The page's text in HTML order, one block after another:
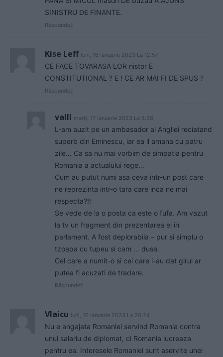
SINISTRU DE FINANTE.
Răspundeți
Kise Leff luni, 16 ianuarie 2023 La 12.57
CE FACE TOVARASA LOR nistor E
CONSTITUTIONAL ? E ! CE AR MAI FI DE SPUS ?
Răspundeți
valll marți, 17 ianuarie 2023 La 8.58
L-am auzit pe un ambasador al Angliei reciatand
superb din Eminescu, iar ea il amana cu patru
zile… Ca sa nu mai vorbim de simpatia pentru
Romania a actualului rege…
Cum au putut numi asa ceva intr-un post care
ne reprezinta intr-o tara care inca ne mai
respecta?!!
Se vede de la o posta ca este o fufa. Am vazut
la tv un fragment din prezentarea ei in
parlament. A fost deplorabila – pur si simplu o
tzoapa cu tupeu si cam … dusa.
Cel care a numit-o si cei care i-au dat girul ar
putea fi acuzati de tradare.
Răspundeți
Vlaicu luni, 16 ianuarie 2023 La 20.24
Nu e angajata Romaniei servind Romania contra
unui salariu de diplomat, ci Romania lucreaza
pentru ea. Interesele Romaniei sunt aservite unei